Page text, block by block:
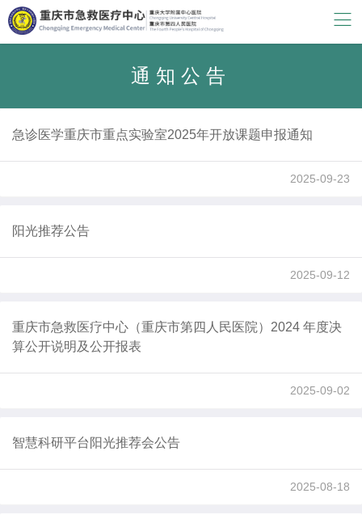
通知公告
急诊医学重庆市重点实验室2025年开放课题申报通知
2025-09-23
阳光推荐公告
2025-09-12
重庆市急救医疗中心（重庆市第四人民医院）2024 年度决
算公开说明及公开报表
2025-09-02
智慧科研平台阳光推荐会公告
2025-08-18